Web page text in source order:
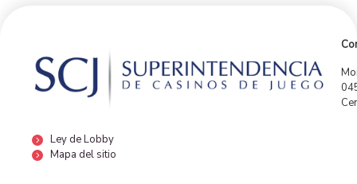
Ley de Lobby
Mapa del sitio